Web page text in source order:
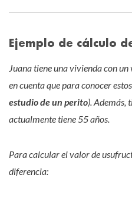
Ejemplo de cálculo
Juana tiene una vivienda con un
en cuenta que para conocer
estudio de un perito). Además,
actualmente tiene 55 años.
Para calcular el valor de
diferencia: